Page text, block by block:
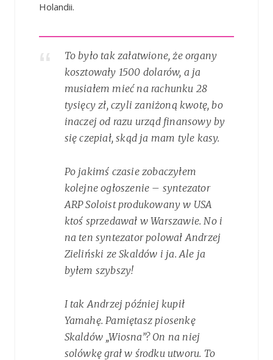
Holandii.
To było tak załatwione, że organy
kosztowały 1500 dolarów, a ja
musiałem mieć na rachunku 28
tysięcy zł, czyli zaniżoną kwotę, bo
inaczej od razu urząd finansowy by
się czepiał, skąd ja mam tyle kasy.
Po jakimś czasie zobaczyłem
kolejne ogłoszenie – syntezator
ARP Soloist produkowany w USA
ktoś sprzedawał w Warszawie. No i
na ten syntezator polował Andrzej
Zieliński ze Skaldów i ja. Ale ja
byłem szybszy!
I tak Andrzej później kupił
Yamahę. Pamiętasz piosenkę
Skaldów „Wiosna”? On na niej
solówkę grał w środku utworu. To